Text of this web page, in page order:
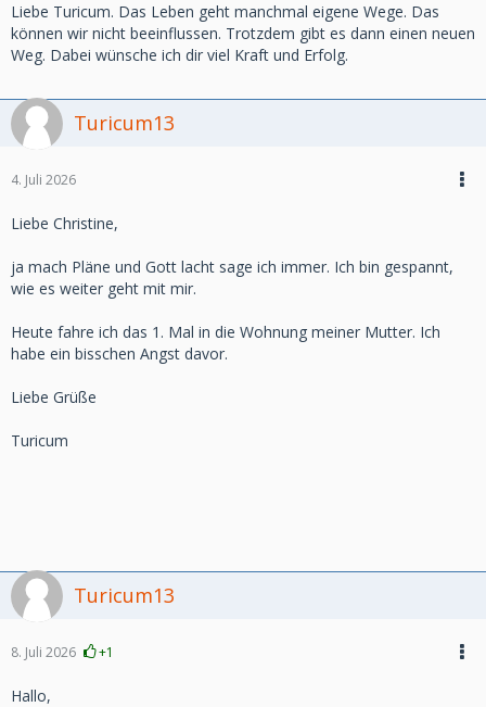
Liebe Turicum. Das Leben geht manchmal eigene Wege. Das
können wir nicht beeinflussen. Trotzdem gibt es dann einen neuen
Weg. Dabei wünsche ich dir viel Kraft und Erfolg.
Turicum13
4. Juli 2026
Liebe Christine,
ja mach Pläne und Gott lacht sage ich immer. Ich bin gespannt,
wie es weiter geht mit mir.
Heute fahre ich das 1. Mal in die Wohnung meiner Mutter. Ich
habe ein bisschen Angst davor.
Liebe Grüße
Turicum
Turicum13
8. Juli 2026 +1
Hallo,